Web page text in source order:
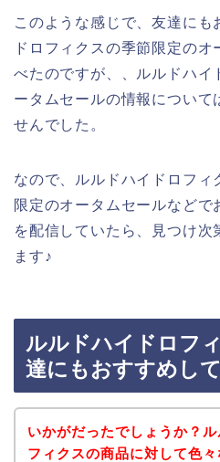
このような感じで、友達にも
ドロフィクスの季節限定のオ
べたのですが、、ルルドハイ
ータムセールの情報について
せんでした。
なので、ルルドハイドロフィ
限定のオータムセールなどで
を配信していたら、見つけ次
ます♪
ルルドハイドロフ
達にもおすすめし
いかがだったでしょうか？
フィクスの商品に対して色